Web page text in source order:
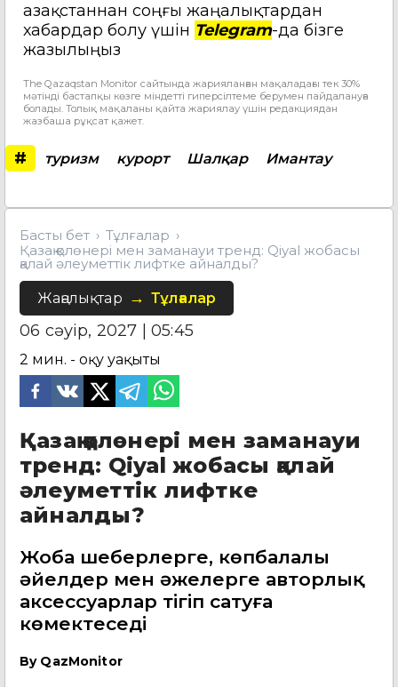
Қазақстаннан соңғы жаңалықтардан
хабардар болу үшін Telegram-да бізге
жазылыңыз
The Qazaqstan Monitor сайтында жарияланған мақаладағы тек 30%
мәтінді бастапқы көзге міндетті гиперсілтеме берумен пайдалануға
болады. Толық мақаланы қайта жариялау үшін редакциядан
жазбаша рұқсат қажет.
# туризм курорт Шалқар Имантау
Басты бет
Тұлғалар
Қазақ қолөнері мен заманауи тренд: Qiyal жобасы
қалай әлеуметтік лифтке айналды?
Жаңалықтар Тұлғалар
06 сәуір, 2027 | 05:45
2 мин. - оқу уақыты
Қазақ қолөнері мен заманауи
тренд: Qiyal жобасы қалай
әлеуметтік лифтке
айналды?
Жоба шеберлерге, көпбалалы
әйелдер мен әжелерге авторлық
аксессуарлар тігіп сатуға
көмектеседі
By QazMonitor